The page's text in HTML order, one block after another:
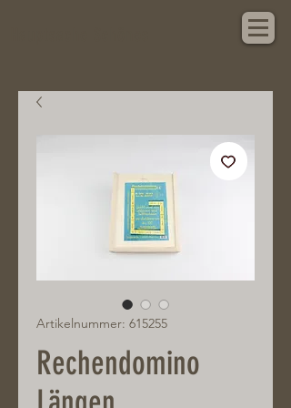
Artikelnummer: 615255
Rechendomino